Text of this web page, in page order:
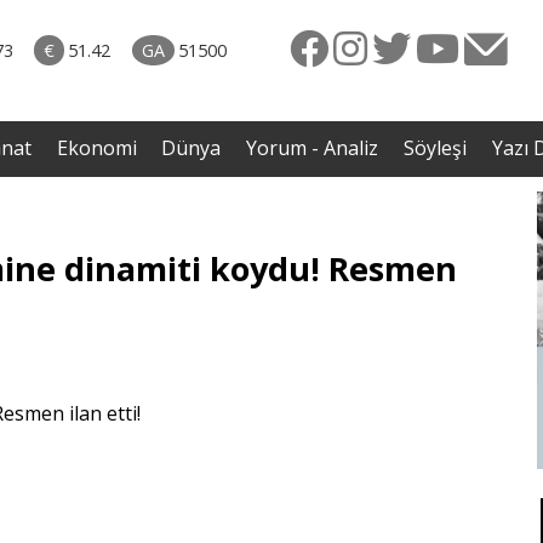
€ 51.42 GA 51500
• Gannuşi'nin serbest bırakılması için çağrı
Ekonomi Dünya Yorum - Analiz Söyleşi Yazı
dinamiti koydu! Resmen